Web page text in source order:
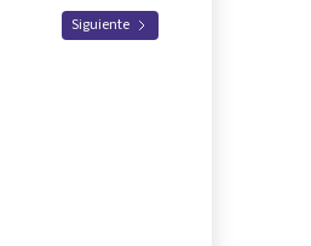
Siguiente